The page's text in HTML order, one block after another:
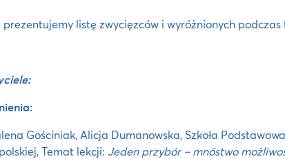
prezentujemy listę zwycięzców i wyróżnionych
Gościniak, Alicja Dumanowska, Szkoła
Temat lekcji: Jeden przybór – mnóstwo